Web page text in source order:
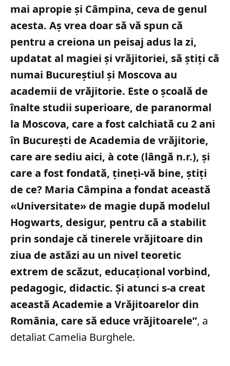
mai apropie şi Câmpina, ceva de genul
acesta. Aş vrea doar să vă spun că
pentru a creiona un peisaj adus la zi,
updatat al magiei şi vrăjitoriei, să ştiţi că
numai Bucureştiul şi Moscova au
academii de vrăjitorie. Este o şcoală de
înalte studii superioare, de paranormal
la Moscova, care a fost calchiată cu 2 ani
în Bucureşti de Academia de vrăjitorie,
care are sediu aici, à cote (lângă n.r.), şi
care a fost fondată, ţineţi-vă bine, ştiţi
de ce? Maria Câmpina a fondat această
«Universitate» de magie după modelul
Hogwarts, desigur, pentru că a stabilit
prin sondaje că tinerele vrăjitoare din
ziua de astăzi au un nivel teoretic
extrem de scăzut, educaţional vorbind,
pedagogic, didactic. Şi atunci s-a creat
această Academie a Vrăjitoarelor din
România, care să educe vrăjitoarele”, a
detaliat Camelia Burghele.